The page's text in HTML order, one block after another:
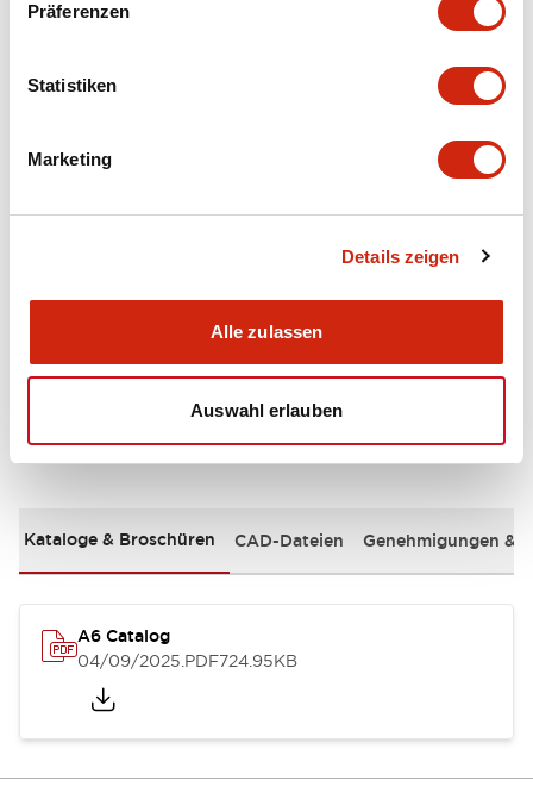
Präferenzen
Statistiken
Marketing
Details zeigen
Alle zulassen
Auswahl erlauben
Electrical Specifications (rated illuminated
Dokumente und Dateien
Kataloge & Broschüren CAD-Dateien Genehmigungen &
A6 Catalog
04/09/2025.PDF724.95KB